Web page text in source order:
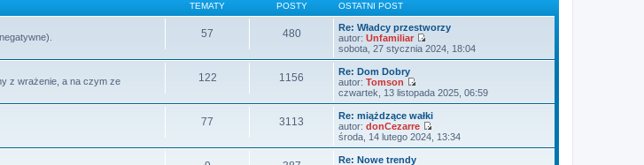
s
t
w
s
z
y
p
s
t
a
j
n
o
y
p
o
s
t
i
e
l
n
n
o
w
s
z
y
TEMATY POSTY OSTATNI POST
57 480
Re: Władcy przestworzy
autor: Unfamiliar
W
y
i
e
t
l
n
a
sobota, 27 stycznia 2024, 18:04
z wrażenie, a na czym ze
122 1156
Re: Dom Dobry
autor: Tomson
W
y
ś
w
i
e
czwartek, 13 listopada 2025, 06:59
77 3113
Re: miążdzące wałki
autor: donCezarre
W
y
środa, 14 lutego 2024, 13:34
Re: Nowe trendy